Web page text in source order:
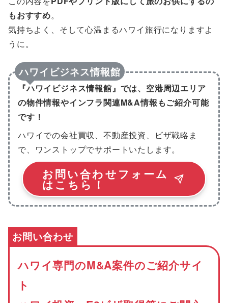
もおすすめ。
気持ちよく、そして心温まるハワイ旅行になりますよ
うに。
ハワイビジネス情報館
『ハワイビジネス情報館』では、空港周辺エリア
の物件情報やインフラ関連M&A情報もご紹介可能
です！
ハワイでの会社買収、不動産投資、ビザ戦略ま
で、ワンストップでサポートいたします。
お問い合わせフォーム
はこちら！
お問い合わせ
ハワイ専門のM&A案件のご紹介サイ
ト